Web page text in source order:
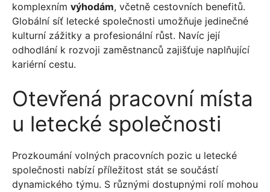
komplexním výhodám, včetně cestovních benefitů.
Globální síť letecké společnosti umožňuje jedinečné
kulturní zážitky a profesionální růst. Navíc její
odhodlání k rozvoji zaměstnanců zajišťuje naplňující
kariérní cestu.
Otevřená pracovní místa
u letecké společnosti
Prozkoumání volných pracovních pozic u letecké
společnosti nabízí příležitost stát se součástí
dynamického týmu. S různými dostupnými rolí mohou